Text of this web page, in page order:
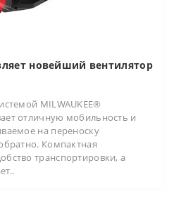
новейший вентилятор
MILWAUKEE®
отличную мобильность и
на переноску
Компактная
транспортировки, а